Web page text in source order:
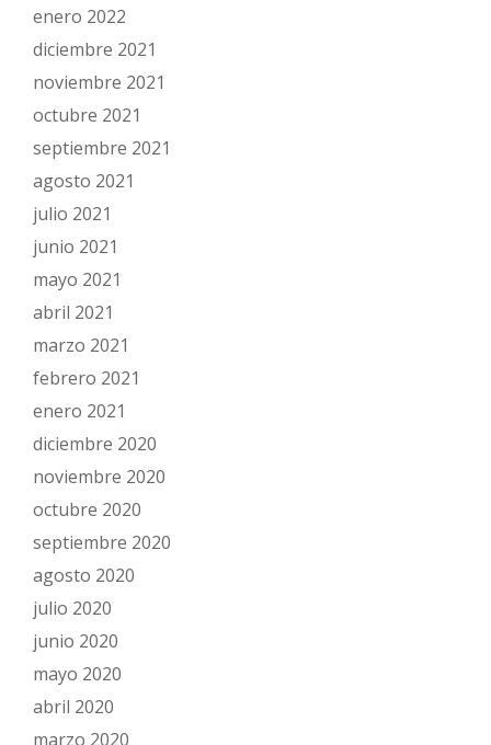
enero 2022
diciembre 2021
noviembre 2021
octubre 2021
septiembre 2021
agosto 2021
julio 2021
junio 2021
mayo 2021
abril 2021
marzo 2021
febrero 2021
enero 2021
diciembre 2020
noviembre 2020
octubre 2020
septiembre 2020
agosto 2020
julio 2020
junio 2020
mayo 2020
abril 2020
marzo 2020